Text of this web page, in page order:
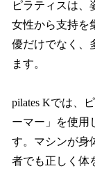
ピラティスは、
女性から支持を
優だけでなく、
ます。
pilates Kでは、
ーマー」を使用
す。マシンが身
者でも正しく体